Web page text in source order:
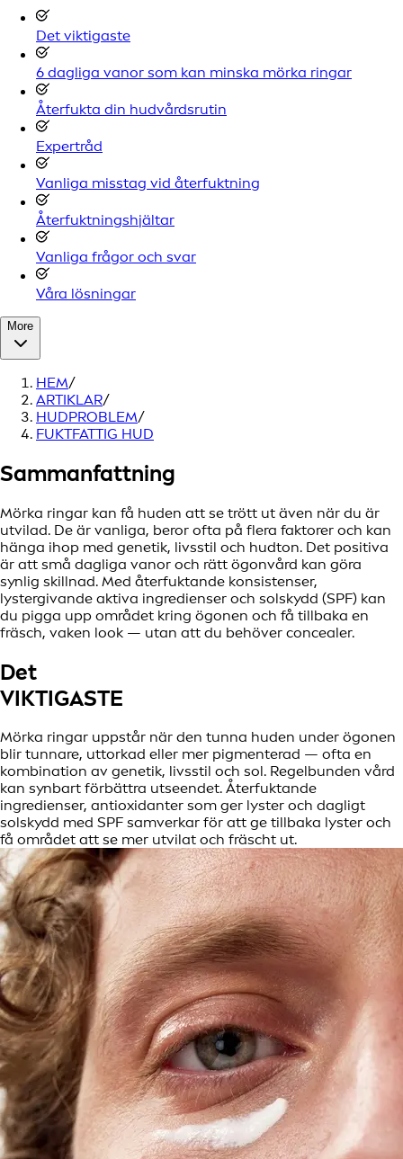
Det viktigaste
6 dagliga vanor som kan minska mörka ringar
Återfukta din hudvårdsrutin
Expertråd
Vanliga misstag vid återfuktning
Återfuktningshjältar
Vanliga frågor och svar
Våra lösningar
More
HEM/
ARTIKLAR/
HUDPROBLEM/
FUKTFATTIG HUD
Sammanfattning
Mörka ringar kan få huden att se trött ut även när du är
utvilad. De är vanliga, beror ofta på flera faktorer och kan
hänga ihop med genetik, livsstil och hudton. Det positiva
är att små dagliga vanor och rätt ögonvård kan göra
synlig skillnad. Med återfuktande konsistenser,
lystergivande aktiva ingredienser och solskydd (SPF) kan
du pigga upp området kring ögonen och få tillbaka en
fräsch, vaken look — utan att du behöver concealer.
Det
VIKTIGASTE
Mörka ringar uppstår när den tunna huden under ögonen
blir tunnare, uttorkad eller mer pigmenterad — ofta en
kombination av genetik, livsstil och sol. Regelbunden vård
kan synbart förbättra utseendet. Återfuktande
ingredienser, antioxidanter som ger lyster och dagligt
solskydd med SPF samverkar för att ge tillbaka lyster och
få området att se mer utvilat och fräscht ut.